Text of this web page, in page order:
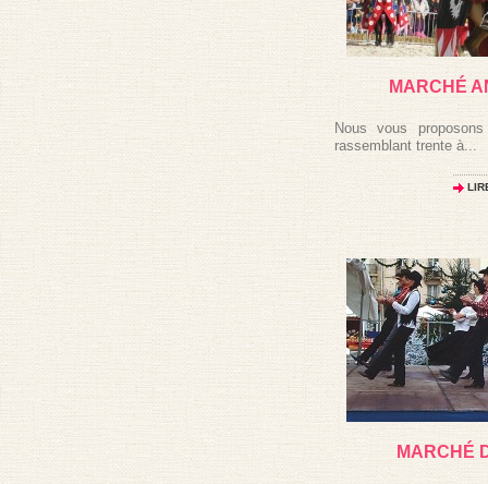
MARCHÉ
Nous vous
rassemblant trente à...
MARCHÉ